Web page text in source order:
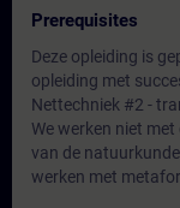
Prerequisites
Deze opleiding is
opleiding met
Nettechniek #2 -
We werken niet
van de
werken met